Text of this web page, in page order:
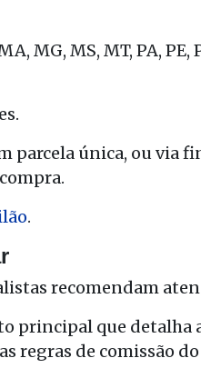
MG, MS, MT, PA, PE,
parcela única, ou via
.
recomendam
principal que detalha
regras de comissão